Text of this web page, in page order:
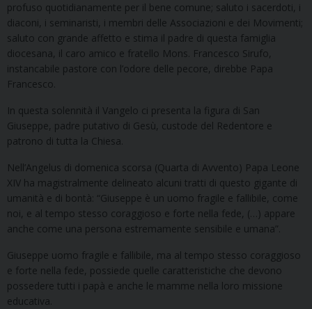
profuso quotidianamente per il bene comune; saluto i sacerdoti, i
diaconi, i seminaristi, i membri delle Associazioni e dei Movimenti;
saluto con grande affetto e stima il padre di questa famiglia
diocesana, il caro amico e fratello Mons. Francesco Sirufo,
instancabile pastore con l’odore delle pecore, direbbe Papa
Francesco.
In questa solennità il Vangelo ci presenta la figura di San
Giuseppe, padre putativo di Gesù, custode del Redentore e
patrono di tutta la Chiesa.
Nell’Angelus di domenica scorsa (Quarta di Avvento) Papa Leone
XIV ha magistralmente delineato alcuni tratti di questo gigante di
umanità e di bontà: “Giuseppe è un uomo fragile e fallibile, come
noi, e al tempo stesso coraggioso e forte nella fede, (…) appare
anche come una persona estremamente sensibile e umana”.
Giuseppe uomo fragile e fallibile, ma al tempo stesso coraggioso
e forte nella fede, possiede quelle caratteristiche che devono
possedere tutti i papà e anche le mamme nella loro missione
educativa.